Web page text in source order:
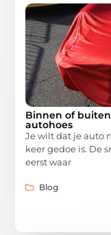
Binnen of
autohoes
Je wilt dat je auto
keer gedoe is. De
eerst waar
Blog